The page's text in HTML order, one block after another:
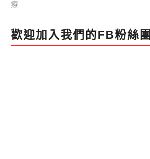
療
歡迎加入我們的FB粉絲團